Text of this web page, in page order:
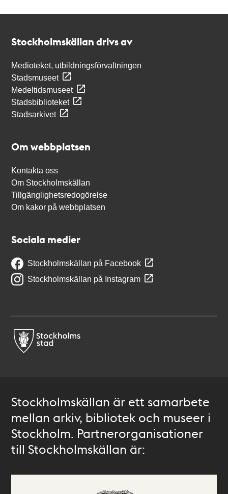
Stockholmskällan drivs av
Medioteket, utbildningsförvaltningen
Stadsmuseet
Medeltidsmuseet
Stadsbiblioteket
Stadsarkivet
Om webbplatsen
Kontakta oss
Om Stockholmskällan
Tillgänglighetsredogörelse
Om kakor på webbplatsen
Sociala medier
Stockholmskällan på Facebook
Stockholmskällan på Instagram
Stockholmskällan är ett samarbete
mellan arkiv, bibliotek och museer i
Stockholm. Partnerorganisationer
till Stockholmskällan är: